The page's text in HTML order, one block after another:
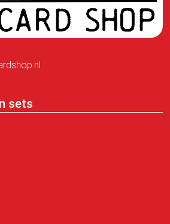
sets